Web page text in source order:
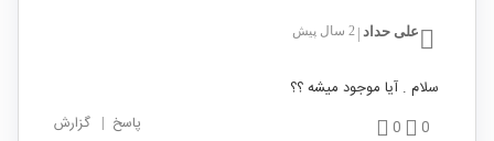
علی حداد 2 سال پیش
سلام . آیا موجود میشه ؟؟
0
0 پاسخ | گزارش